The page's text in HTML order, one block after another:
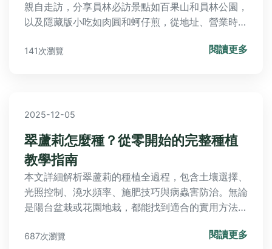
親自走訪，分享員林必訪景點如百果山和員林公園，
以及隱藏版小吃如肉圓和蚵仔煎，從地址、營業時間
141次瀏覽 閱讀更多
2025-12-05
翠蘆莉怎麼種？從零開始的完整種植
教學指南
本文詳細解析翠蘆莉的種植全過程，包含土壤選擇、
光照控制、澆水頻率、施肥技巧與病蟲害防治。無論
是陽台盆栽或花園地栽，都能找到適合的實用方法，
問。
687次瀏覽 閱讀更多